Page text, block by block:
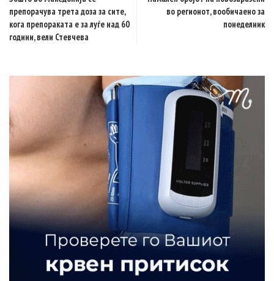
препорачува трета доза за сите,
кога препораката е за луѓе над 60
години, вели Стевчева
во регионот, вообичаено за
понеделник